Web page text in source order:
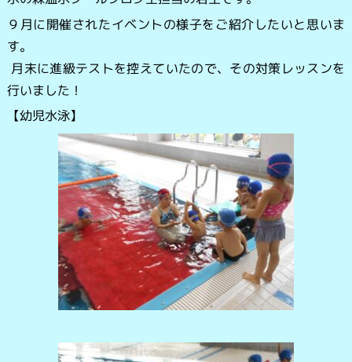
９月に開催されたイベントの様子をご紹介したいと思いま
す。
月末に進級テストを控えていたので、その対策レッスンを
行いました！
【幼児水泳】